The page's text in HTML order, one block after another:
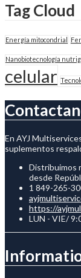
Tag Cloud
Energía mitocondrial
Nanobiotecnología
celular
En AYJ
suplementos
Distribuimos
desde
1 849-265-
https://
LUN - VIE/